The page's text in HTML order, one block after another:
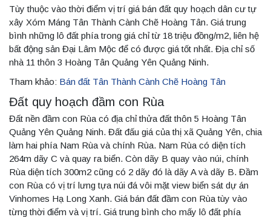
Tùy thuộc vào thời điểm vị trí giá bán đất quy hoạch dân cư tự
xây Xóm Máng Tân Thành Cành Chẽ Hoàng Tân. Giá trung
bình những lô đất phía trong giá chỉ từ 18 triệu đồng/m2, liên hệ
bất động sản Đại Lâm Mộc để có được giá tốt nhất. Địa chỉ số
nhà 11 thôn 3 Hoàng Tân Quảng Yên Quảng Ninh.
Tham khảo: Bán đất Tân Thành Cành Chẽ Hoàng Tân
Đất quy hoạch đầm con Rùa
Đất nền đầm con Rùa có địa chỉ thửa đất thôn 5 Hoàng Tân
Quảng Yên Quảng Ninh. Đất đấu giá của thị xã Quảng Yên, chia
làm hai phía Nam Rùa và chính Rùa. Nam Rùa có diện tích
264m dãy C và quay ra biển. Còn dãy B quay vào núi, chính
Rùa diện tích 300m2 cũng có 2 dãy đó là dãy A và dãy B. Đầm
con Rùa có vị trí lưng tựa núi đá vôi mặt view biển sát dự án
Vinhomes Hạ Long Xanh. Giá bán đất đầm con Rùa tùy vào
từng thời điểm và vị trí. Giá trung bình cho mấy lô đất phía